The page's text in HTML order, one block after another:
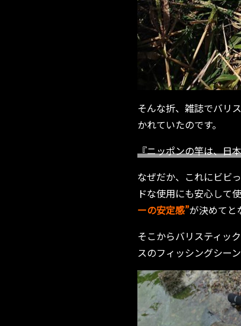
そんな折、雑誌でバリ
かれていたのです。
『ニッポンの竿は、日
なぜだか、これにビビ
ドな使用にも安心して
ーの安定感”が決めてと
そこからバリスティッ
スのフィッシングシー